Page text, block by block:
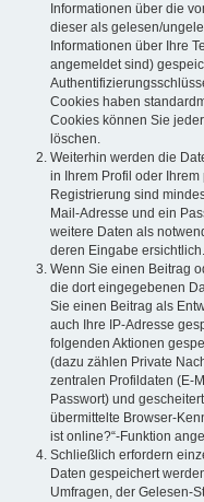
Informationen über die
dieser als gelesen/
Informationen über Ihre
angemeldet sind)
Cookies haben
Cookies können Sie
löschen.
Weiterhin werden die
in Ihrem Profil oder
Registrierung sind
Mail-Adresse und ein
weitere Daten als
deren Eingabe ersichtlich.
Wenn Sie einen Beitrag
die dort eingegebenen
Sie einen Beitrag als
auch Ihre IP-Adresse
folgenden Aktionen
(dazu zählen Private
zentralen Profildaten (E-
Passwort) und
übermittelte Browser-
ist online?“-Funktion
Schließlich erfordern
Daten gespeichert
Umfragen, der Gelesen-